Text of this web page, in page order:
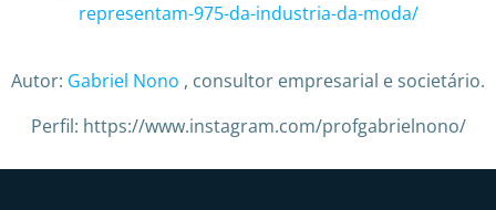
representam-975-da-industria-da-moda/
Autor: Gabriel Nono , consultor empresarial e societário.
Perfil: https://www.instagram.com/profgabrielnono/